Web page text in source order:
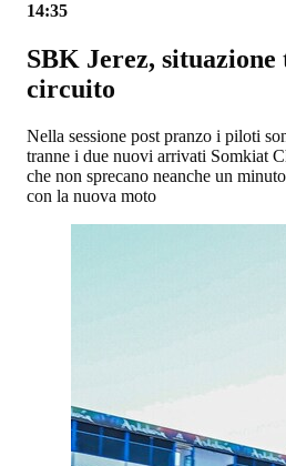
14:35
SBK Jerez,
circuito
Nella sessione post pranzo i piloti
tranne i due nuovi arrivati Somkiat
che non sprecano neanche un
con la nuova moto